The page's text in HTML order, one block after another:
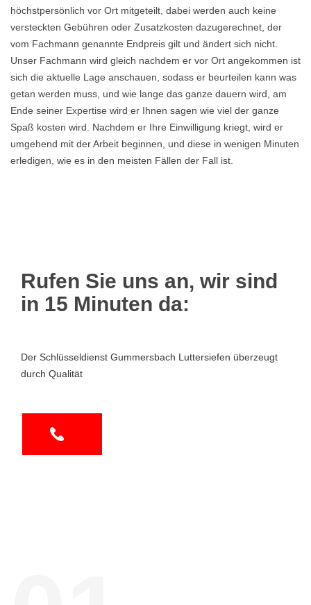
höchstpersönlich vor Ort mitgeteilt, dabei werden auch keine
versteckten Gebühren oder Zusatzkosten dazugerechnet, der
vom Fachmann genannte Endpreis gilt und ändert sich nicht.
Unser Fachmann wird gleich nachdem er vor Ort angekommen ist
sich die aktuelle Lage anschauen, sodass er beurteilen kann was
getan werden muss, und wie lange das ganze dauern wird, am
Ende seiner Expertise wird er Ihnen sagen wie viel der ganze
Spaß kosten wird. Nachdem er Ihre Einwilligung kriegt, wird er
umgehend mit der Arbeit beginnen, und diese in wenigen Minuten
erledigen, wie es in den meisten Fällen der Fall ist.
Rufen Sie uns an, wir sind
in 15 Minuten da:
Der Schlüsseldienst Gummersbach Luttersiefen überzeugt
durch Qualität